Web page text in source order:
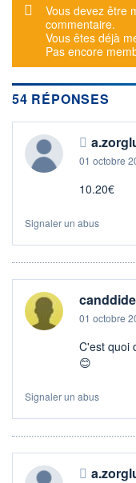
+ ALERTE
Message
Vous devez être
commentaire.
Vous êtes déjà
Pas encore
54 RÉPONSES
01 octobre
10.20€
Signaler un abus
canddide
01 octobre
C'est quoi
😊
Signaler un abus